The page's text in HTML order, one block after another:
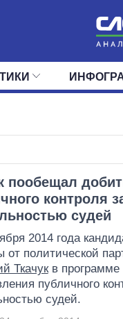
пообещал
контроля
судей
2014 года
от политической
Ткачукв программе
публичного
судей.